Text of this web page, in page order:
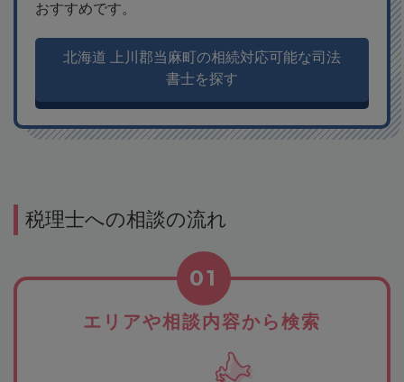
おすすめです。
北海道 上川郡当麻町の相続対応可能な司法
書士を探す
税理士への相談の流れ
エリアや相談内容から検索
01